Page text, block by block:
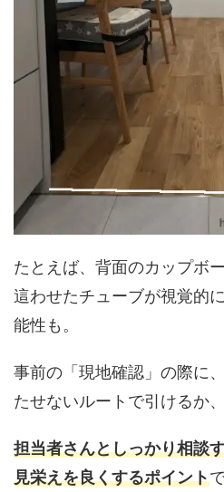
たとえば、背面のカップボ
這わせたチューブが視覚的
能性も。
事前の「現地確認」の際に
たせないルートで引けるか、
担当者さんとしっかり相談
見栄えを良くするポイント